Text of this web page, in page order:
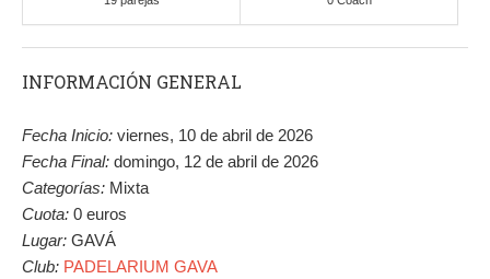
INFORMACIÓN GENERAL
Fecha Inicio: viernes, 10 de abril de 2026
Fecha Final: domingo, 12 de abril de 2026
Categorías: Mixta
Cuota: 0 euros
Lugar: GAVÁ
Club: PADELARIUM GAVA